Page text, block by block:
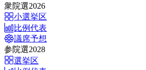
衆院選2026
小選挙区
比例代表
議席予想
参院選2028
選挙区